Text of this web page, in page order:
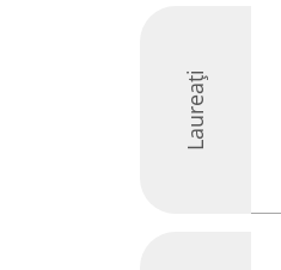
Laureați